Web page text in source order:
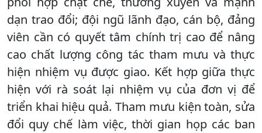
dạn trao đổi; đội ngũ lãnh đạo, cán bộ, đảng
viên cần có quyết tâm chính trị cao để nâng
cao chất lượng công tác tham mưu và thực
hiện nhiệm vụ được giao. Kết hợp giữa thực
hiện với rà soát lại nhiệm vụ của đơn vị để
triển khai hiệu quả. Tham mưu kiện toàn, sửa
đổi quy chế làm việc, thời gian họp các ban